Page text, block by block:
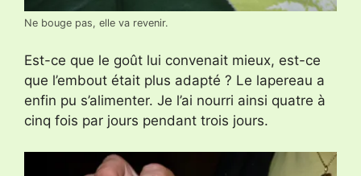
Ne bouge pas, elle va revenir.
Est-ce que le goût lui convenait mieux, est-ce
que l’embout était plus adapté ? Le lapereau a
enfin pu s’alimenter. Je l’ai nourri ainsi quatre à
cinq fois par jours pendant trois jours.